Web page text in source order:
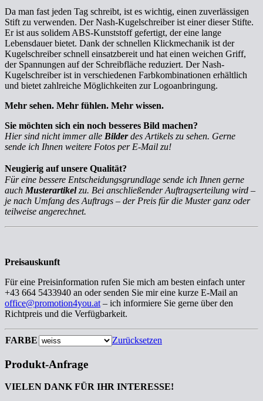
Da man fast jeden Tag schreibt, ist es wichtig, einen zuverlässigen
Stift zu verwenden. Der Nash-Kugelschreiber ist einer dieser Stifte.
Er ist aus solidem ABS-Kunststoff gefertigt, der eine lange
Lebensdauer bietet. Dank der schnellen Klickmechanik ist der
Kugelschreiber schnell einsatzbereit und hat einen weichen Griff,
der Spannungen auf der Schreibfläche reduziert. Der Nash-
Kugelschreiber ist in verschiedenen Farbkombinationen erhältlich
und bietet zahlreiche Möglichkeiten zur Logoanbringung.
Mehr sehen. Mehr fühlen. Mehr wissen.
Sie möchten sich ein noch besseres Bild machen?
Hier sind nicht immer alle Bilderdes Artikels zu sehen. Gerne
sende ich Ihnen weitere Fotos per E-Mail zu!
Neugierig auf unsere Qualität?
Für eine bessere Entscheidungsgrundlage sende ich Ihnen gerne
auch Musterartikelzu. Bei anschließender Auftragserteilung wird –
je nach Umfang des Auftrags – der Preis für die Muster ganz oder
teilweise angerechnet.
Preisauskunft
Für eine Preisinformation rufen Sie mich am besten einfach unter
+43 664 5433940 an oder senden Sie mir eine kurze E-Mail an
office@promotion4you.at – ich informiere Sie gerne über den
Richtpreis und die Verfügbarkeit.
FARBE Zurücksetzen
Produkt-Anfrage
VIELEN DANK FÜR IHR INTERESSE!